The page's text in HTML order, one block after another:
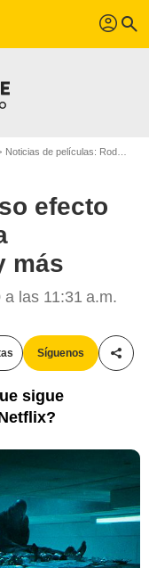
profil search
Noticias de películas: Rodajes
efecto
más
las 11:31 a.m.
Síguenos
sigue